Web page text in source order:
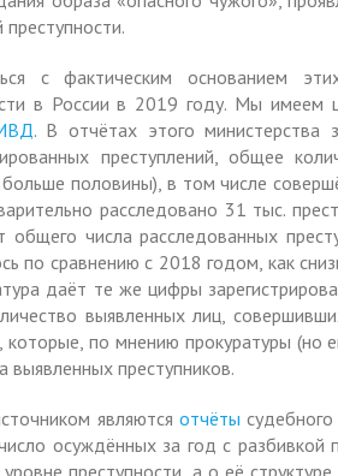
с фактическим основанием
в России в 2019 году. Мы имеем
. В отчётах этого министерства
преступлений, общее
больше половины), в том числе
расследовано 31 тыс.
числа расследованных
по сравнению с 2018 годом, как
даёт те же цифры
выявленных лиц,
по мнению прокуратуры (но
преступников.
являются отчёты
осуждённых за год с разбивкой
преступности, а о её